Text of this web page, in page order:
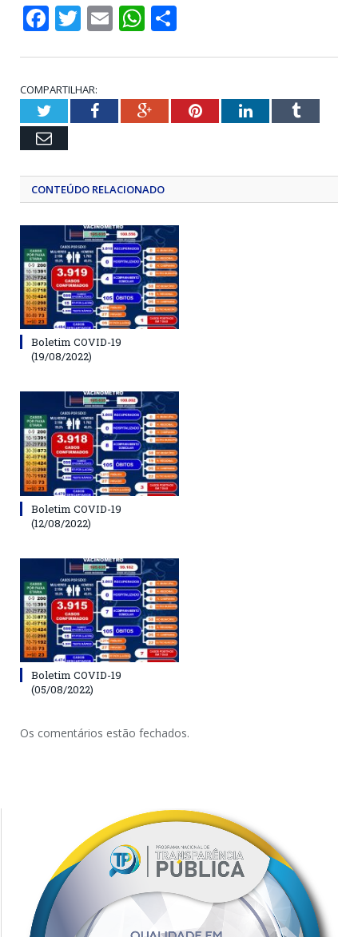
Facebook
Twitter
EmailWhatsApp
COMPARTILHAR:
TwitterFacebookGoogle+PinterestLinkedInTumblr
Email
CONTEÚDO RELACIONADO
Boletim COVID-19
(19/08/2022)
Boletim COVID-19
(12/08/2022)
Boletim COVID-19
(05/08/2022)
Os comentários estão fechados.